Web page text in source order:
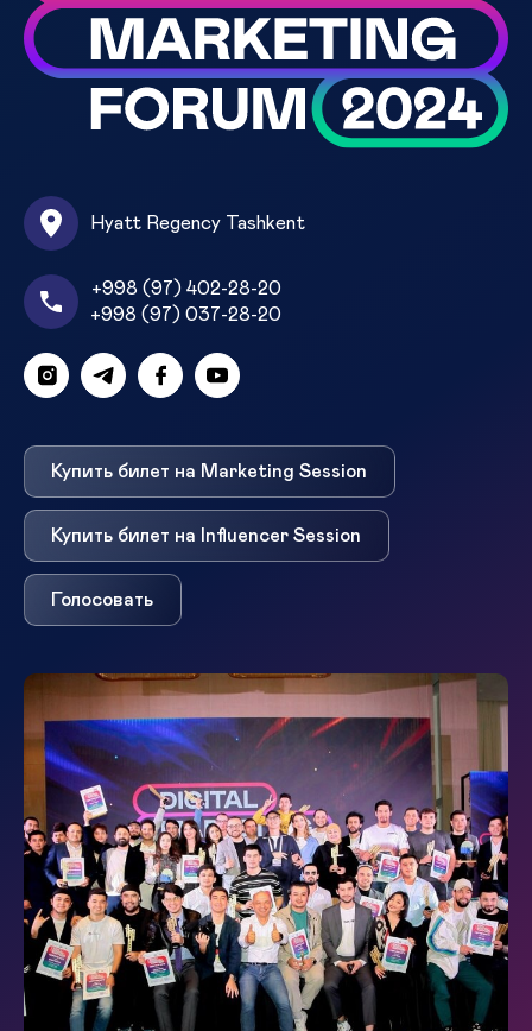
Hyatt Regency Tashkent
+998 (97) 402-28-20
+998 (97) 037-28-20
Купить билет на Marketing Session
Купить билет на Influencer Session
Голосовать